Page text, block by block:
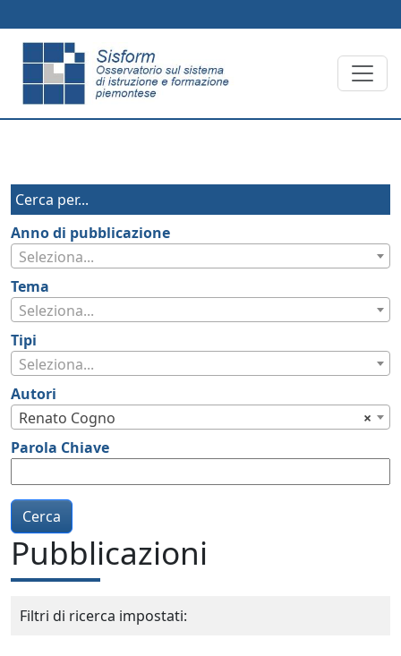
Cerca per...
Anno di pubblicazione
Seleziona...
Tema
Seleziona...
Tipi
Seleziona...
Autori
×
Renato Cogno
Parola Chiave
Pubblicazioni
Filtri di ricerca impostati: